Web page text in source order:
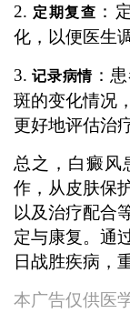
2. 定期复查 ：
化，以便医生
3.记录病情：
斑的变化情况
更好地评估治
总之，白癜风
作，从皮肤保
以及治疗配合
定与康复。通
日战胜疾病，
本广告仅供医